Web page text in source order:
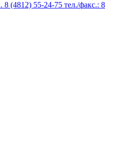
8 (4812) 55-24-75 тел./факс.: 8